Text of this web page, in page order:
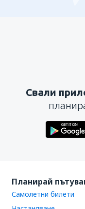
Свали
Планирай
Самолетни билети